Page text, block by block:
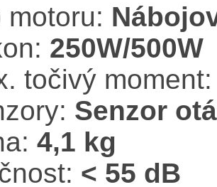
motoru:
250W/500W
točivý
Senzor
4,1 kg
< 55 dB